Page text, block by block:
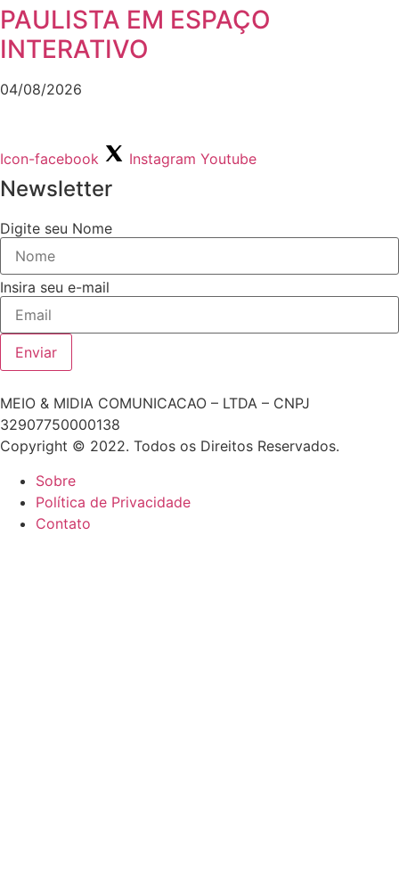
PAULISTA EM ESPAÇO
INTERATIVO
04/08/2026
Icon-facebook Instagram Youtube
Newsletter
Digite seu Nome
Insira seu e-mail
Enviar
MEIO & MIDIA COMUNICACAO – LTDA – CNPJ
32907750000138
Copyright © 2022. Todos os Direitos Reservados.
Sobre
Política de Privacidade
Contato